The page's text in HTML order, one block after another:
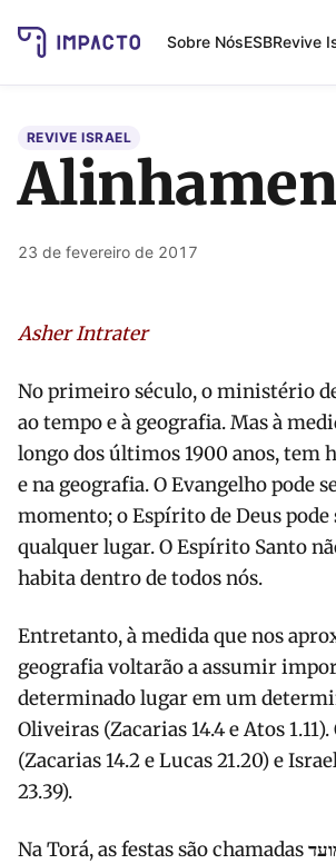
Sobre NósESBRevive
REVIVE ISRAEL
23 de fevereiro de 2017
Asher Intrater
No primeiro século, o ministério
ao tempo e à geografia. Mas à
longo dos últimos 1900 anos, tem
e na geografia. O Evangelho pode
momento; o Espírito de Deus
qualquer lugar. O Espírito Santo
habita dentro de todos nós.
Entretanto, à medida que nos
geografia voltarão a assumir
determinado lugar em um
Oliveiras (Zacarias 14.4 e Atos
(Zacarias 14.2 e Lucas 21.20) e
23.39).
Na Torá, as festas são chamadas